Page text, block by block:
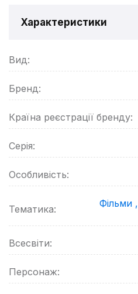
Характеристики
Вид:
Бренд:
Країна реєстрації бренду:
Серія:
Особливість:
Тематика: Фільми ,
Всесвіти:
Персонаж: